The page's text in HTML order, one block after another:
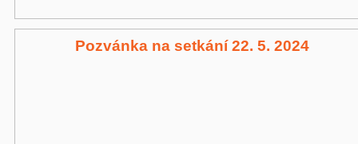
Pozvánka na setkání 22. 5. 2024